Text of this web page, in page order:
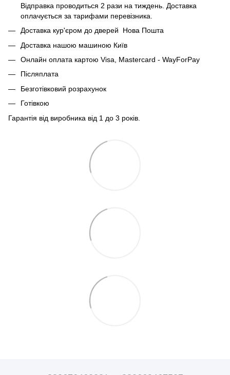
Відправка проводиться 2 рази на тиждень. Доставка
оплачується за тарифами перевізника.
Доставка кур'єром до дверей Нова Пошта
Доставка нашою машиною Київ
Онлайн оплата картою Visa, Mastercard - WayForPay
Післяплата
Безготівковий розрахунок
Готівкою
Гарантія від виробника від 1 до 3 років.